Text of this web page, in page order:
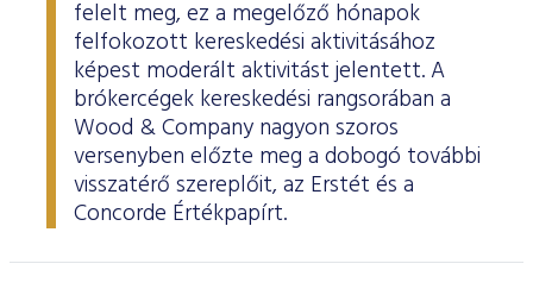
felelt meg, ez a megelőző hónapok
felfokozott kereskedési aktivitásához
képest moderált aktivitást jelentett. A
brókercégek kereskedési rangsorában a
Wood & Company nagyon szoros
versenyben előzte meg a dobogó további
visszatérő szereplőit, az Erstét és a
Concorde Értékpapírt.